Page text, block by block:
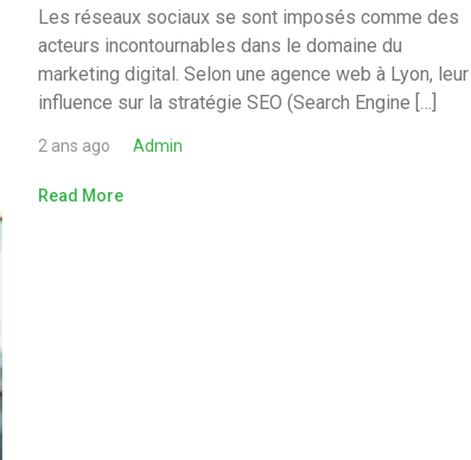
Les réseaux sociaux se sont imposés comme des
acteurs incontournables dans le domaine du
marketing digital. Selon une agence web à Lyon, leur
influence sur la stratégie SEO (Search Engine […]
2 ans ago Admin
Read More